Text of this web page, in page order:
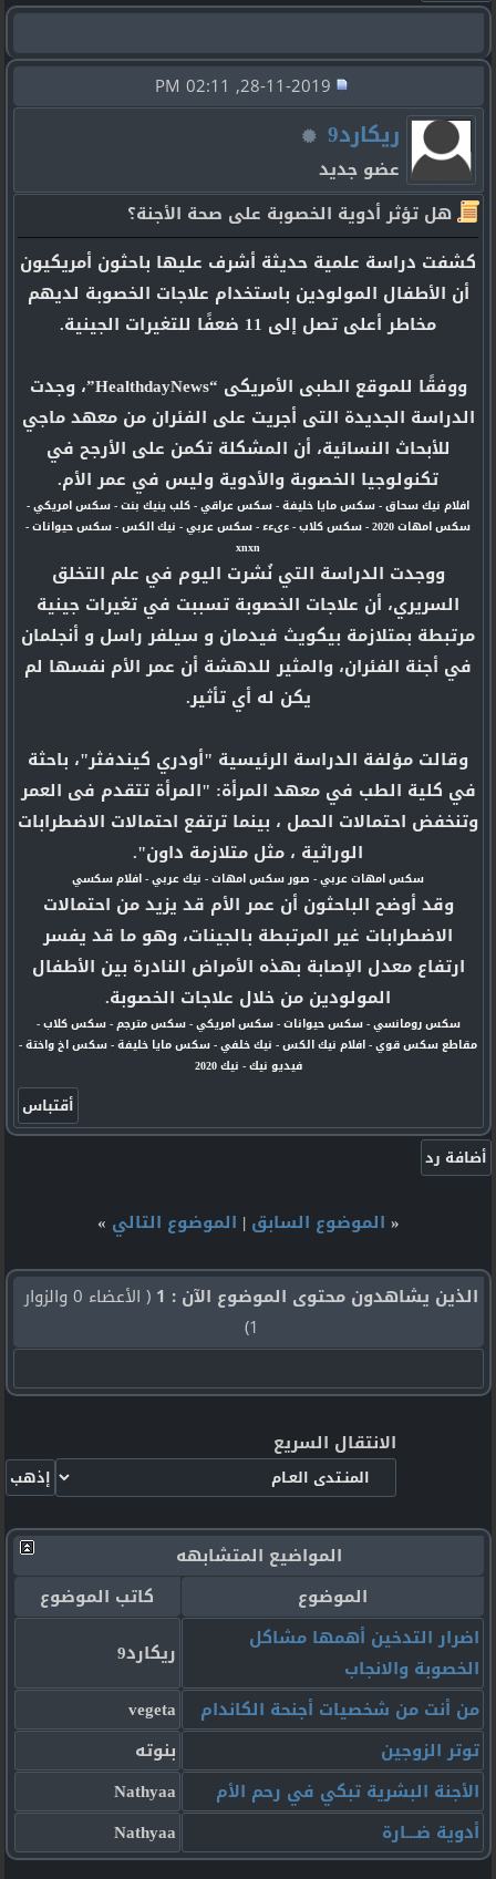
ريكارد9
عضو جديد
هل تؤثر أدوية الخصوبة على صحة الأجنة؟
كشفت دراسة علمية حديثة أشرف عليها باحثون أمريكيون
أن الأطفال المولودين باستخدام علاجات الخصوبة لديهم
مخاطر أعلى تصل إلى 11 ضعفًا للتغيرات الجينية.
ووفقًا للموقع الطبى الأمريكى “HealthdayNews”، وجدت
الدراسة الجديدة التى أجريت على الفئران من معهد ماجي
للأبحاث النسائية، أن المشكلة تكمن على الأرجح في
تكنولوجيا الخصوبة والأدوية وليس في عمر الأم.
افلام نيك سحاق-سكس مايا خليفة-سكس عراقي-كلب ينيك بنت-سكس امريكي-
سكس امهات 2020
-سكس كلاب-ءىءء-سكس عربي- نيك الكس-سكس حيوانات-
xnxn
ووجدت الدراسة التي نُشرت اليوم في علم التخلق
السريري، أن علاجات الخصوبة تسببت في تغيرات جينية
مرتبطة بمتلازمة بيكويث فيدمان و سيلفر راسل و أنجلمان
في أجنة الفئران، والمثير للدهشة أن عمر الأم نفسها لم
يكن له أي تأثير.
وقالت مؤلفة الدراسة الرئيسية "أودري كيندفثر"، باحثة
في كلية الطب في معهد المرأة: "المرأة تتقدم فى العمر
وتنخفض احتمالات الحمل ، بينما ترتفع احتمالات الاضطرابات
الوراثية ، مثل متلازمة داون".
سكس امهات عربي- صور سكس امهات- نيك عربي-افلام سكسي
وقد أوضح الباحثون أن عمر الأم قد يزيد من احتمالات
الاضطرابات غير المرتبطة بالجينات، وهو ما قد يفسر
ارتفاع معدل الإصابة بهذه الأمراض النادرة بين الأطفال
المولودين من خلال علاجات الخصوبة.
سكس رومانسي-سكس حيوانات-سكس امريكي-سكس مترجم-سكس كلاب-
مقاطع سكس قوي-افلام نيك الكس- نيك خلفي-سكس مايا خليفة-سكس اخ واختة-
فيديو نيك- نيك 2020
« الموضوع السابق | الموضوع التالي »
الذين يشاهدون محتوى الموضوع الآن : 1
( الأعضاء 0 والزوار
1)
الانتقال السريع
المواضيع المتشابهه
الموضوع
كاتب الموضوع
اضرار التدخين أهمها مشاكل
الخصوبة والانجاب
ريكارد9
من أنت من شخصيات أجنحة الكاندام
vegeta
توتر الزوجين
بنوته
الأجنة البشرية تبكي في رحم الأم
Nathyaa
أدوية ضـــارة
Nathyaa